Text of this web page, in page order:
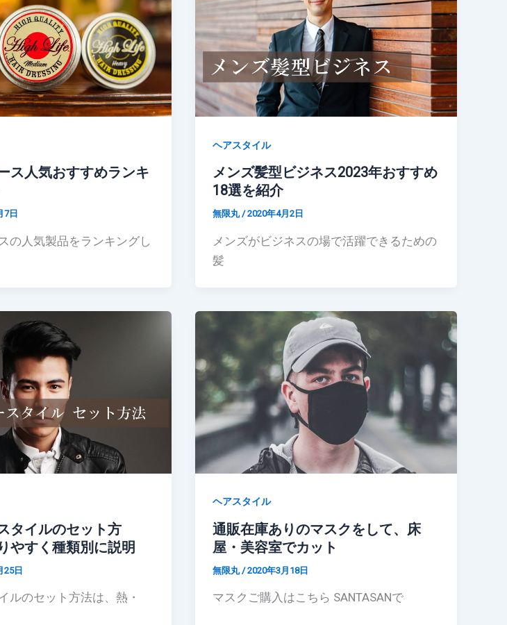
ス人気おすすめランキ
7日
の人気製品をランキングし
ヘアスタイル
メンズ髪型ビジネス2023年おすすめ
18選を紹介
無限丸/2020年4月2日
メンズがビジネスの場で活躍できるための
髪
タイルのセット方
やすく種類別に説明
25日
ルのセット方法は、熱・
ヘアスタイル
通販在庫ありのマスクをして、床
屋・美容室でカット
無限丸 /2020年3月18日
マスクご購入はこちら SANTASANで